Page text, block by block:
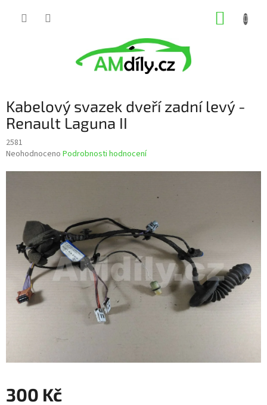
Kabelový svazek dveří zadní levý -
Renault Laguna II
2581
Průměrné
hvězdiček.
Neohodnoceno Podrobnosti hodnocení
300 Kč